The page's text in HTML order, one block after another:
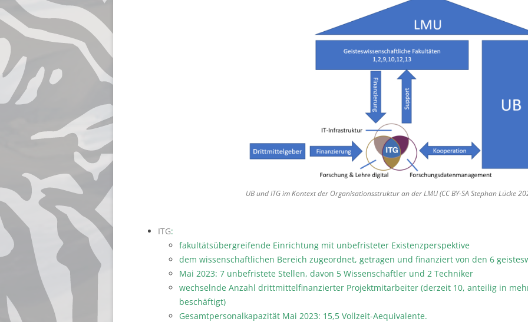
UBundITGim Kontext der Organisationsstruktur an derLMU(CC BY-SA Stephan Lücke
ITG:
fakultätsübergreifende Einrichtung mit unbefristeter Existenzperspektive
dem wissenschaftlichen Bereich zugeordnet, getragen und finanziert von den 6
Mai 2023: 7 unbefristete Stellen, davon 5 Wissenschaftler und 2 Techniker
wechselnde Anzahl drittmittelfinanzierter Projektmitarbeiter (derzeit 10, anteilig in
beschäftigt)
Gesamtpersonalkapazität Mai 2023: 15,5 Vollzeit-Aequivalente.